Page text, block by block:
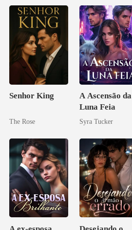
Senhor King
The Rose
A Ascensão da
Luna Feia
Syra Tucker